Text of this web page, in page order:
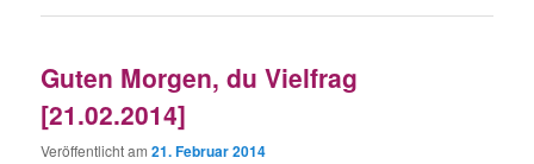
Guten Morgen, du Vielfrag
[21.02.2014]
Veröffentlicht am21. Februar 2014